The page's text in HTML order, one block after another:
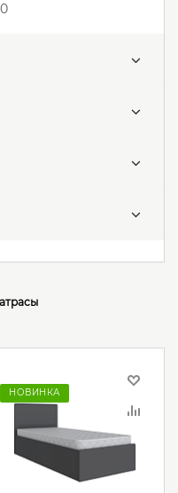
НОВИНКА